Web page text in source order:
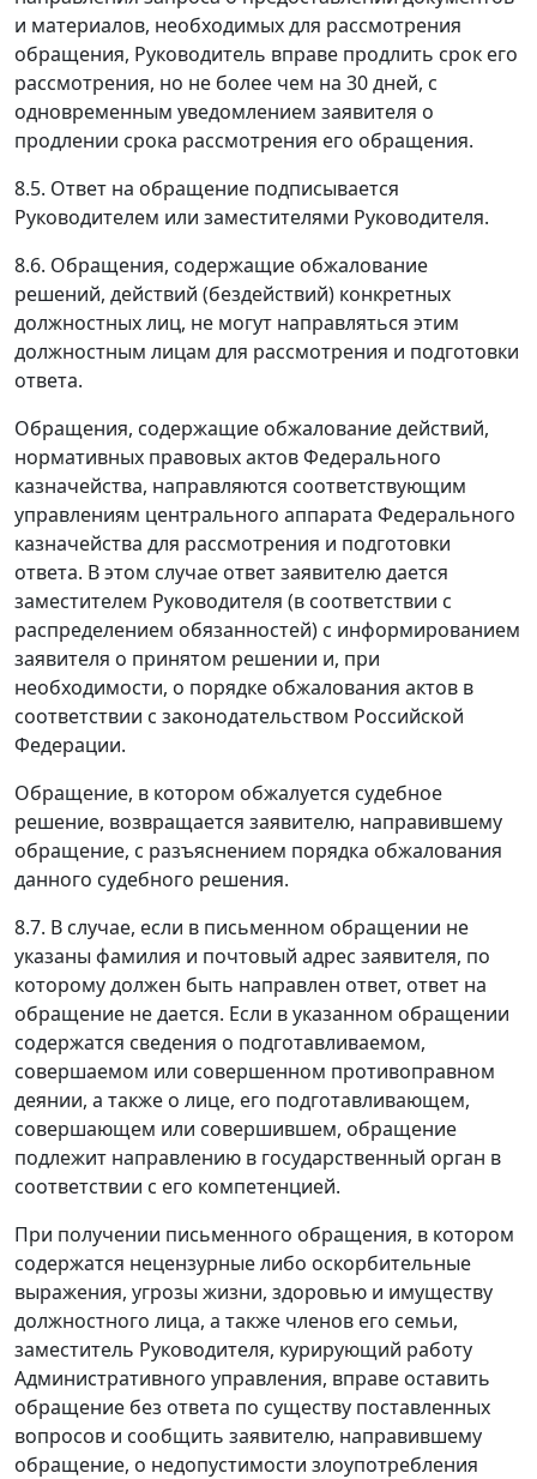
и материалов, необходимых для рассмотрения
обращения, Руководитель вправе продлить срок его
рассмотрения, но не более чем на 30 дней, с
одновременным уведомлением заявителя о
продлении срока рассмотрения его обращения.
8.5. Ответ на обращение подписывается
Руководителем или заместителями Руководителя.
8.6. Обращения, содержащие обжалование
решений, действий (бездействий) конкретных
должностных лиц, не могут направляться этим
должностным лицам для рассмотрения и подготовки
ответа.
Обращения, содержащие обжалование действий,
нормативных правовых актов Федерального
казначейства, направляются соответствующим
управлениям центрального аппарата Федерального
казначейства для рассмотрения и подготовки
ответа. В этом случае ответ заявителю дается
заместителем Руководителя (в соответствии с
распределением обязанностей) с информированием
заявителя о принятом решении и, при
необходимости, о порядке обжалования актов в
соответствии с законодательством Российской
Федерации.
Обращение, в котором обжалуется судебное
решение, возвращается заявителю, направившему
обращение, с разъяснением порядка обжалования
данного судебного решения.
8.7. В случае, если в письменном обращении не
указаны фамилия и почтовый адрес заявителя, по
которому должен быть направлен ответ, ответ на
обращение не дается. Если в указанном обращении
содержатся сведения о подготавливаемом,
совершаемом или совершенном противоправном
деянии, а также о лице, его подготавливающем,
совершающем или совершившем, обращение
подлежит направлению в государственный орган в
соответствии с его компетенцией.
При получении письменного обращения, в котором
содержатся нецензурные либо оскорбительные
выражения, угрозы жизни, здоровью и имуществу
должностного лица, а также членов его семьи,
заместитель Руководителя, курирующий работу
Административного управления, вправе оставить
обращение без ответа по существу поставленных
вопросов и сообщить заявителю, направившему
обращение, о недопустимости злоупотребления